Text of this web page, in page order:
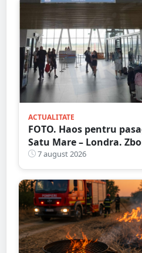
ACTUALITATE
FOTO. Haos pentru
Satu Mare – Londra.
nouă întârziere. Fără
7 august 2026